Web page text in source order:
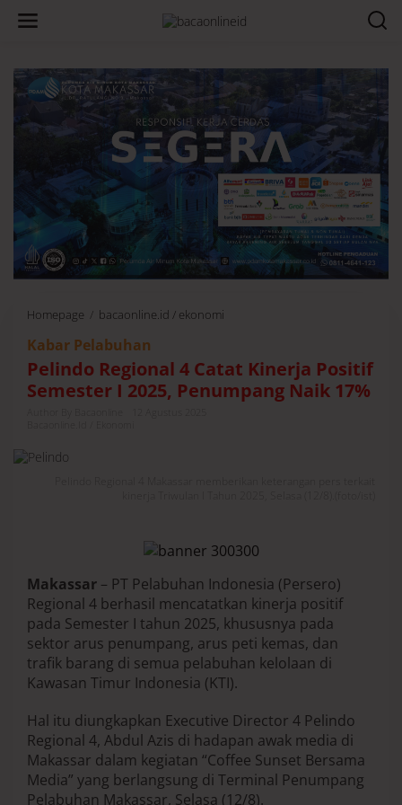
Homepage / bacaonline.id / ekonomi
i
n
d
4
a
t
a
t
K
i
n
r
j
a
P
o
s
Kabar Pelabuhan
Pelindo Regional 4 Catat Kinerja Positif
Semester I 2025, Penumpang Naik 17%
Makassar – PT Pelabuhan Indonesia (Persero)
Regional 4 berhasil mencatatkan kinerja positif
pada Semester I tahun 2025, khususnya pada
sektor arus penumpang, arus peti kemas, dan
trafik barang di semua pelabuhan kelolaan di
Kawasan Timur Indonesia (KTI).
Hal itu diungkapkan Executive Director 4 Pelindo
Regional 4, Abdul Azis di hadapan awak media di
Makassar dalam kegiatan “Coffee Sunset Bersama
Media” yang berlangsung di Terminal Penumpang
Pelabuhan Makassar, Selasa (12/8).